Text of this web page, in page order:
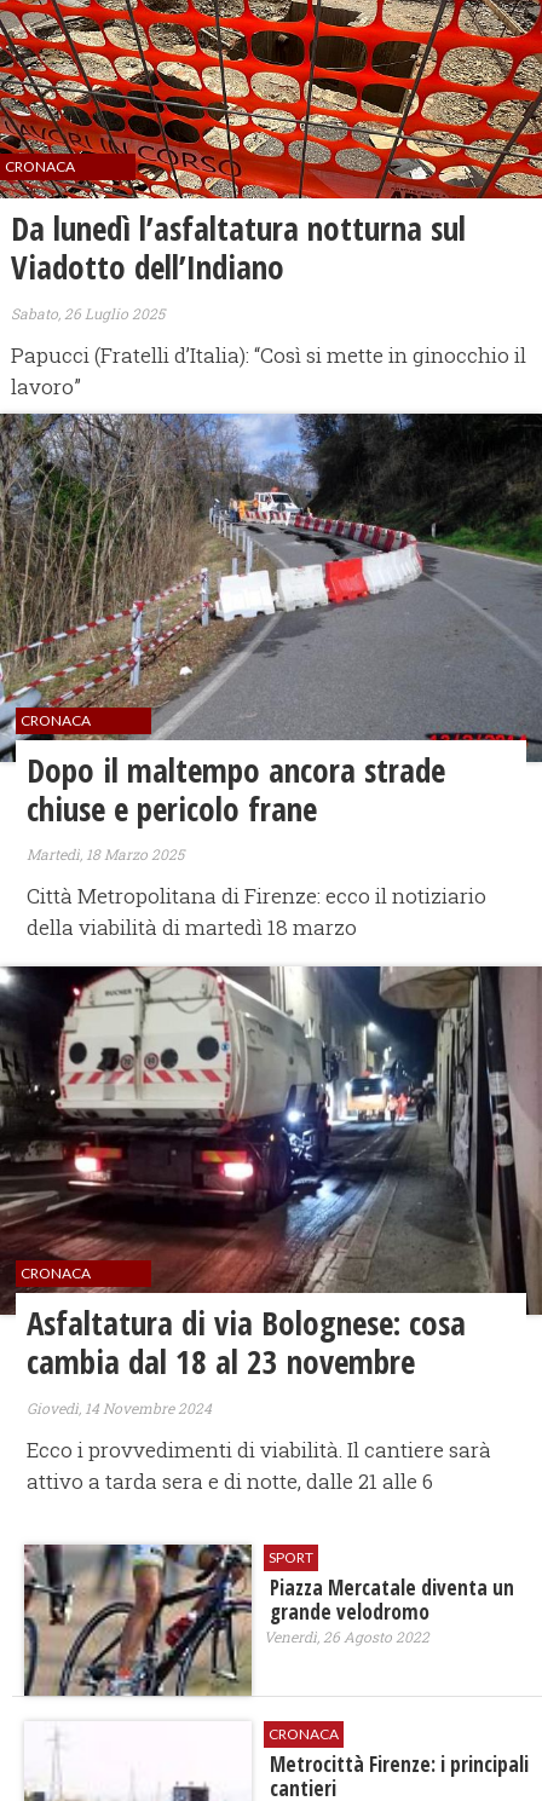
CRONACA
Da lunedì l’asfaltatura notturna sul
Viadotto dell’Indiano
Sabato, 26 Luglio 2025
Papucci (Fratelli d’Italia): “Così si mette in ginocchio il
lavoro”
CRONACA
Dopo il maltempo ancora strade
chiuse e pericolo frane
Martedì, 18 Marzo 2025
Città Metropolitana di Firenze: ecco il notiziario
della viabilità di martedì 18 marzo
CRONACA
Asfaltatura di via Bolognese: cosa
cambia dal 18 al 23 novembre
Giovedì, 14 Novembre 2024
Ecco i provvedimenti di viabilità. Il cantiere sarà
attivo a tarda sera e di notte, dalle 21 alle 6
SPORT
Piazza Mercatale diventa un
grande velodromo
Venerdì, 26 Agosto 2022
CRONACA
Metrocittà Firenze: i principali
cantieri